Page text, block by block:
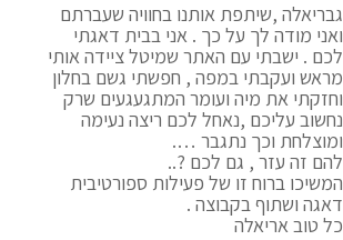
גבריאלה ,שיתפת אותנו בחוויה שעברתם
ואני מודה לך על כך . אני בבית דאגתי
לכם . ישבתי עם האתר שמיטל ציידה אותי
מראש ועקבתי במפה , חפשתי גשם בחלון
וחזקתי את מיה ועומר המתגעגעים שרק
נחשוב עליכם ,נאחל לכם ריצה נעימה
ומוצלחת וכך נתגבר ….
להם זה עזר , גם לכם ?..
המשיכו ברוח זו של פעילות ספורטיבית
דאגה ושתוף בקבוצה .
כל טוב אריאלה